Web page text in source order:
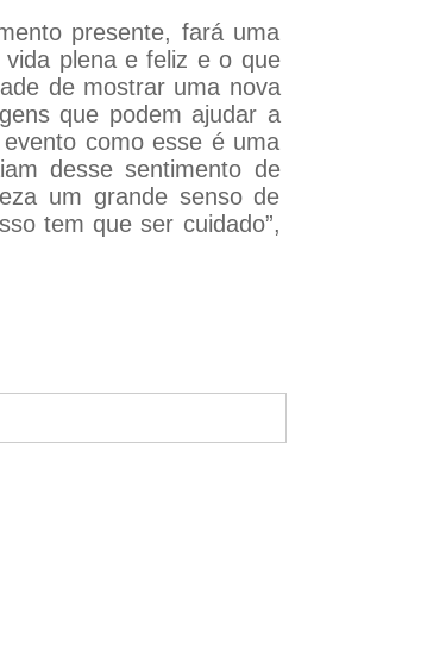
presente, fará uma
plena e feliz e o que
de mostrar uma nova
que podem ajudar a
como esse é uma
desse sentimento de
um grande senso de
tem que ser cuidado”,